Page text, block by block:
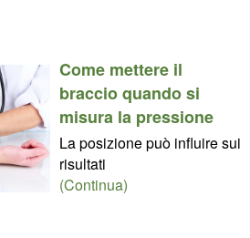
Come mettere il
braccio quando si
misura la pressione
La posizione può influire sui
risultati
(Continua)